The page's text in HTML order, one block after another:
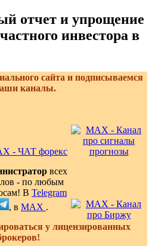
отчет и упрощение
инвестора в
сайта и подписываемся
каналы.
всех
- по любым
В Telegram
, в MAX .
у лицензированных